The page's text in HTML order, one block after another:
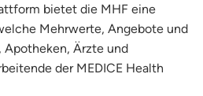
bietet die MHF eine
Mehrwerte, Angebote und
Apotheken, Ärzte und
der MEDICE Health